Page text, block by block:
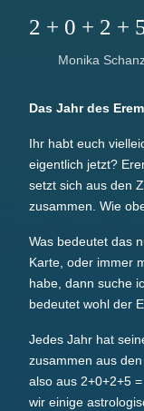
2 + 0 + 2 +
Monika
Das Jahr des
Ihr habt euch
eigentlich jetzt?
setzt sich aus den
zusammen. Wie
Was bedeutet das
Karte, oder immer
habe, dann suche
bedeutet wohl der
Jedes Jahr hat
zusammen aus
also aus 2+0+2+5
wir einige